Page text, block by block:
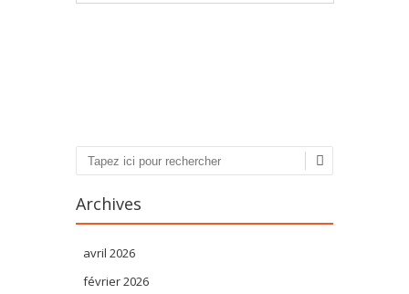
Recherche
Archives
avril 2026
février 2026